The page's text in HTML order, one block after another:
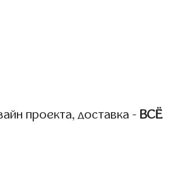
проекта, доставка - ВСЁ